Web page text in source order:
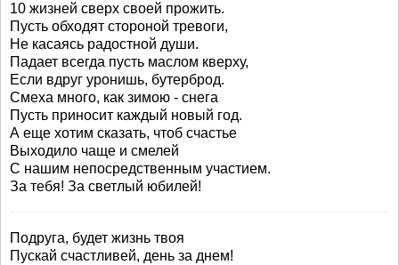
10 жизней сверх своей прожить.
Пусть обходят стороной тревоги,
Не касаясь радостной души.
Падает всегда пусть маслом кверху,
Если вдруг уронишь, бутерброд.
Смеха много, как зимою - снега
Пусть приносит каждый новый год.
А еще хотим сказать, чтоб счастье
Выходило чаще и смелей
С нашим непосредственным участием.
За тебя! За светлый юбилей!
Подруга, будет жизнь твоя
Пускай счастливей, день за днем!